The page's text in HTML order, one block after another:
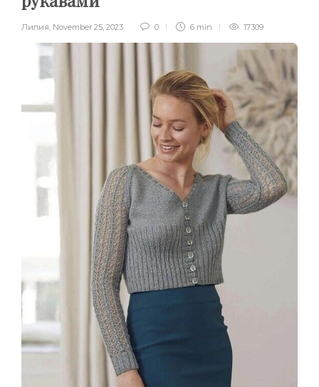
Лилия November 25, 2023 0 6 min 17309